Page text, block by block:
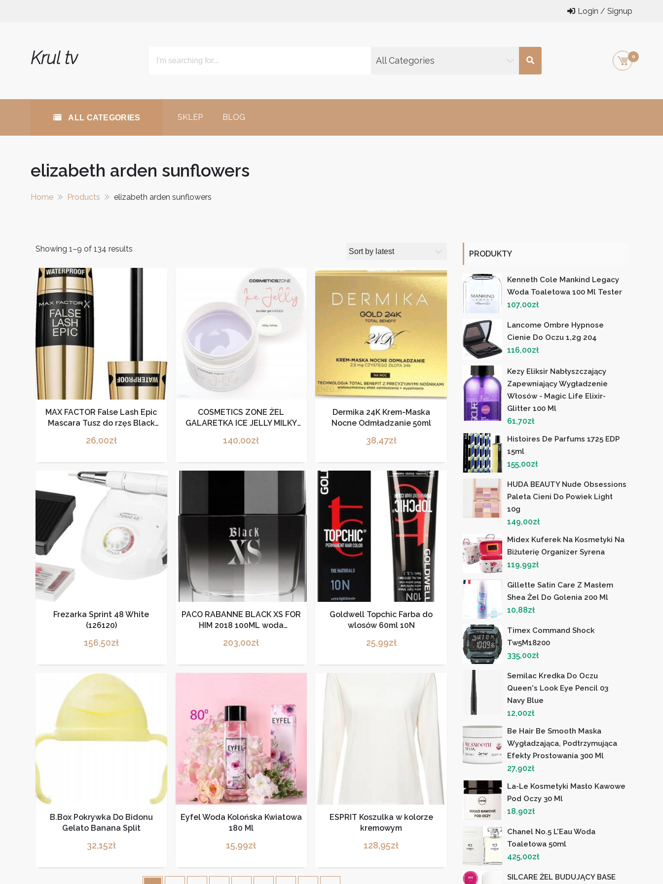
Login / Signup
Krul tv All Categories 0
ALL CATEGORIES SKLEP BLOG
elizabeth arden sunflowers
Home Products elizabeth arden sunflowers
Showing 1–9 of 134 results
MAX FACTOR False Lash Epic
Mascara Tusz do rzęs Black
26,00zł
COSMETICS ZONE ŻEL
GALARETKA ICE JELLY MILKY
140,00zł
Dermika 24K Krem-Maska
Nocne Odmładzanie 50ml
38,47zł
Frezarka Sprint 48 White
(126120)
156,50zł
PACO RABANNE BLACK XS FOR
HIM 2018 100ML woda
203,00zł
Goldwell Topchic Farba do
wlosów 60ml 10N
25,99zł
B.Box Pokrywka Do Bidonu
Gelato Banana Split
32,15zł
Eyfel Woda Kolońska Kwiatowa
180 Ml
15,99zł
ESPRIT Koszulka w kolorze
kremowym
128,95zł
PRODUKTY
Kenneth Cole Mankind Legacy
Woda Toaletowa 100 Ml Tester
107,00zł
Lancome Ombre Hypnose
Cienie Do Oczu 1,2g 204
116,00zł
Kezy Eliksir Nabłyszczający
Zapewniający Wygładzenie
Włosów - Magic Life Elixir-
Glitter 100 Ml
61,70zł
Histoires De Parfums 1725 EDP
15ml
155,00zł
HUDA BEAUTY Nude Obsessions
Paleta Cieni Do Powiek Light
10g
149,00zł
Midex Kuferek Na Kosmetyki Na
Biżuterię Organizer Syrena
119,99zł
Gillette Satin Care Z Masłem
Shea Żel Do Golenia 200 Ml
10,88zł
Timex Command Shock
Tw5M18200
335,00zł
Semilac Kredka Do Oczu
Queen's Look Eye Pencil 03
Navy Blue
12,00zł
Be Hair Be Smooth Maska
Wygładzająca, Podtrzymująca
Efekty Prostowania 300 Ml
27,90zł
La-Le Kosmetyki Masło Kawowe
Pod Oczy 30 Ml
18,90zł
Chanel No.5 L'Eau Woda
Toaletowa 50ml
425,00zł
SILCARE ŻEL BUDUJĄCY BASE